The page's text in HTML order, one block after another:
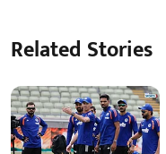
Related Stories